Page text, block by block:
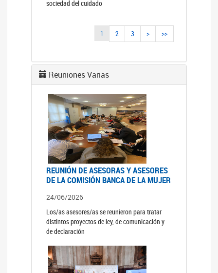
sociedad del cuidado
1 2 3 > >>
Reuniones Varias
REUNIÓN DE ASESORAS Y ASESORES
DE LA COMISIÓN BANCA DE LA MUJER
24/06/2026
Los/as asesores/as se reunieron para tratar
distintos proyectos de ley, de comunicación y
de declaración